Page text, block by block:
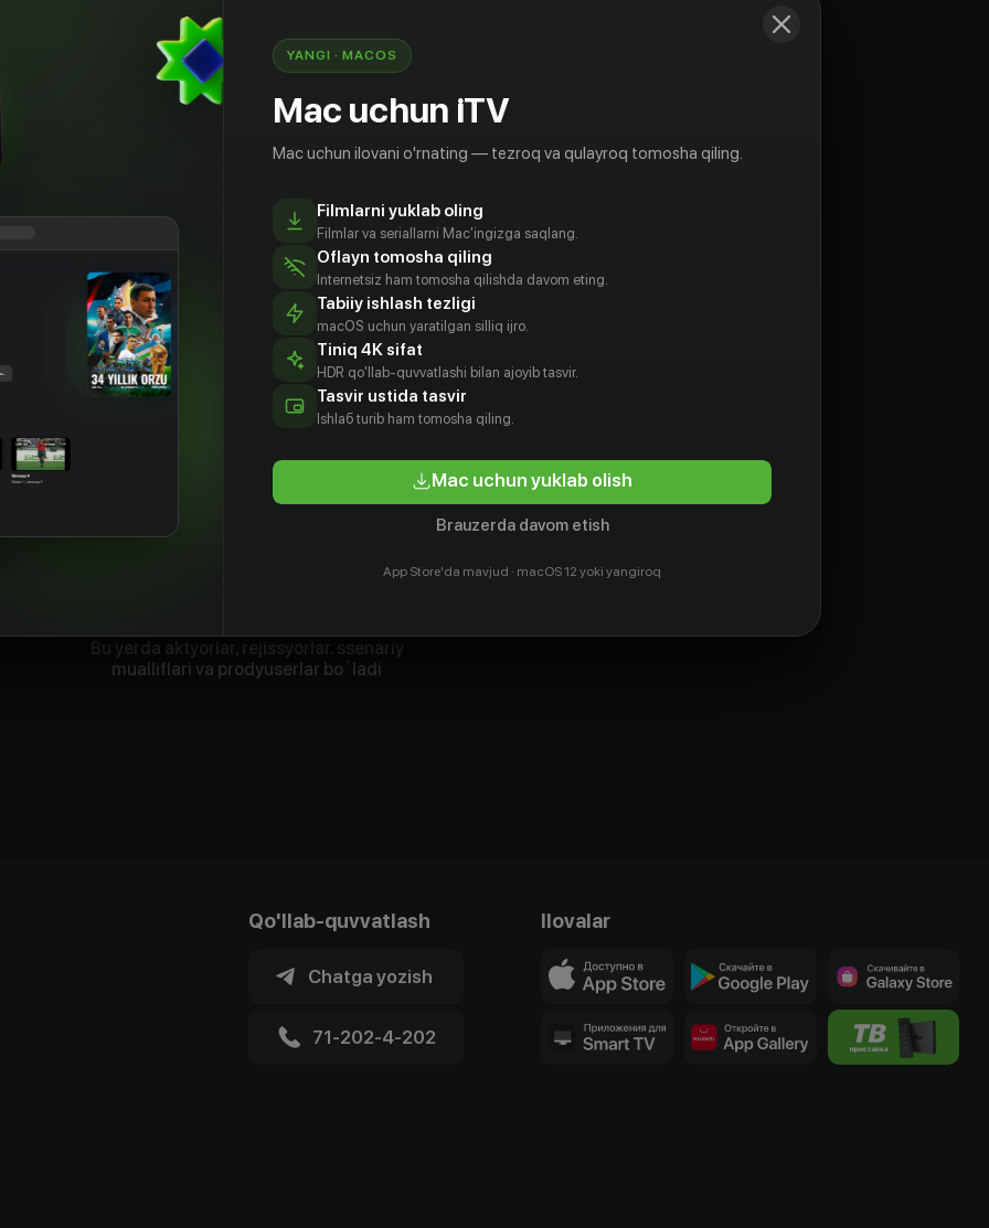
ҳафта давомидаги фаолияти
кўрсатуви (19.04.2021)
Bu yerda aktyorlar, rejissyorlar. ssenariy
mualliflari va prodyuserlar bo`ladi
Qo'llab-quvvatlash
Chatga yozish
71-202-4-202
Ilovalar
YANGI · MACOS
Mac uchun iTV
Mac uchun ilovani o'rnating — tezroq va qulayroq tomosha qiling.
Filmlarni yuklab oling
Filmlar va seriallarni Mac'ingizga saqlang.
Oflayn tomosha qiling
Internetsiz ham tomosha qilishda davom eting.
Tabiiy ishlash tezligi
macOS uchun yaratilgan silliq ijro.
Tiniq 4K sifat
HDR qo'llab-quvvatlashi bilan ajoyib tasvir.
Tasvir ustida tasvir
Ishlаб turib ham tomosha qiling.
Mac uchun yuklab olish
Brauzerda davom etish
App Store'da mavjud · macOS 12 yoki yangiroq